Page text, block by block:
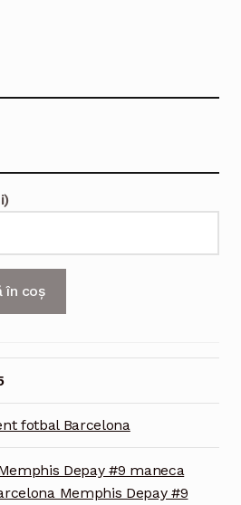
în coș
fotbal Barcelona
Depay #9 maneca
Memphis Depay #9